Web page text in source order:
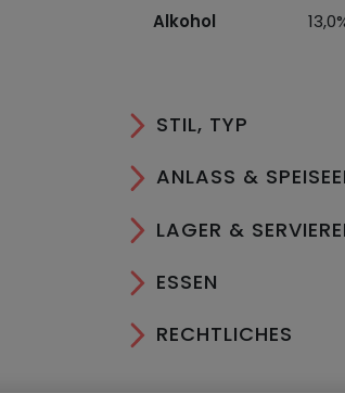
Alkohol
STIL, TYP
ANLASS &
LAGER &
ESSEN
RECHTLICHES